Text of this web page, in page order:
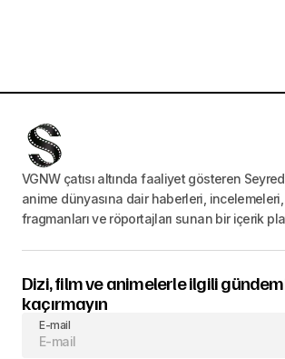
VGNW çatısı altında faaliyet gösteren
anime dünyasına dair haberleri, incelemeleri,
fragmanları ve röportajları sunan bir içerik
Dizi, film ve animelerle ilgili
kaçırmayın
E-mail